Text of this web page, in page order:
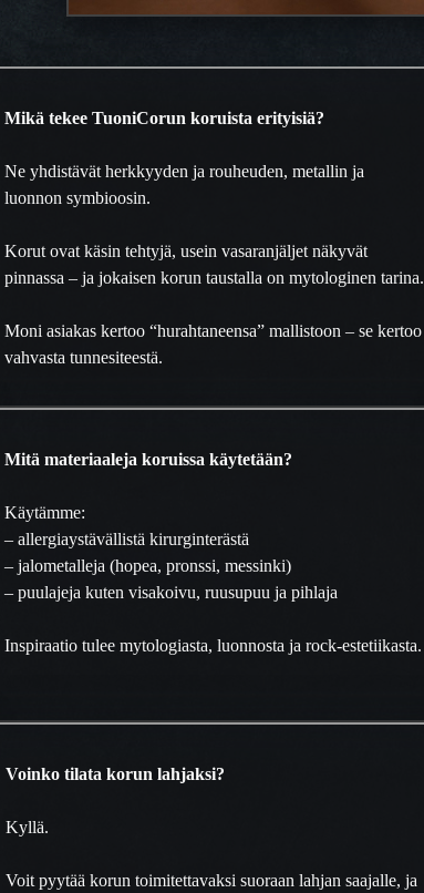
Mikä tekee TuoniCorun koruista erityisiä?
Ne yhdistävät herkkyyden ja rouheuden, metallin ja
luonnon symbioosin.
Korut ovat käsin tehtyjä, usein vasaranjäljet näkyvät
pinnassa – ja jokaisen korun taustalla on mytologinen tarina.
Moni asiakas kertoo “hurahtaneensa” mallistoon – se kertoo
vahvasta tunnesiteestä.
Mitä materiaaleja koruissa käytetään?
Käytämme:
– allergiaystävällistä kirurginterästä
– jalometalleja (hopea, pronssi, messinki)
– puulajeja kuten visakoivu, ruusupuu ja pihlaja
Inspiraatio tulee mytologiasta, luonnosta ja rock-estetiikasta.
Voinko tilata korun lahjaksi?
Kyllä.
Voit pyytää korun toimitettavaksi suoraan lahjan saajalle, ja